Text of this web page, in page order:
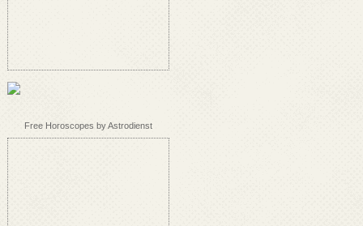
Free Horoscopes by Astrodienst